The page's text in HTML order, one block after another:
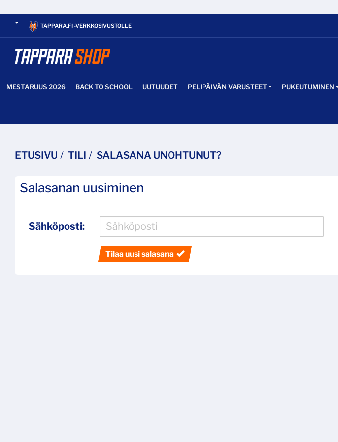
TAPPARA.FI -VERKKOSIVUSTOLLE
MESTARUUS 2026 BACK TO SCHOOL UUTUUDET PELIPÄIVÄN VARUSTEET PUKEUTUMINEN
ETUSIVU TILI SALASANA UNOHTUNUT?
Salasanan uusiminen
Sähköposti:
Tilaa uusi salasana